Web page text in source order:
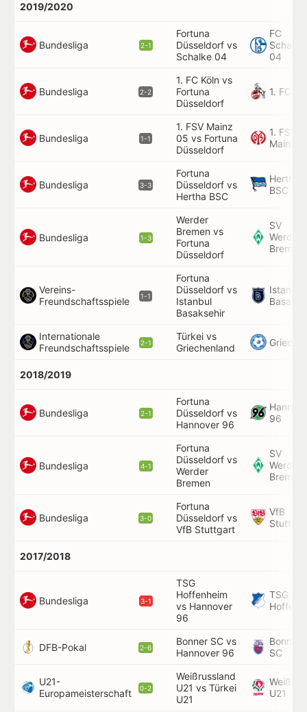
2019/2020
Bundesliga 2-1
Fortuna
Düsseldorf vs
Schalke 04
FC
Schalke
04
Bundesliga 2-2
1. FC Köln vs
Fortuna
Düsseldorf
1. FC
Bundesliga 1-1
1. FSV Mainz
05 vs Fortuna
Düsseldorf
1. FSV
Mainz
Bundesliga 3-3
Fortuna
Düsseldorf vs
Hertha BSC
Hertha
BSC
Bundesliga 1-3
Werder
Bremen vs
Fortuna
Düsseldorf
SV
Werder
Bremen
Vereins-
Freundschaftsspiele
1-1
Fortuna
Düsseldorf vs
Istanbul
Basaksehir
Istanbul
Internationale
Freundschaftsspiele
2-1
Türkei vs
Griechenland
2018/2019
Bundesliga 2-1
Fortuna
Düsseldorf vs
Hannover 96
96
Bundesliga 4-1
Fortuna
Düsseldorf vs
Werder
Bremen
SV
Werder
Bremen
Bundesliga 3-0
Fortuna
Düsseldorf vs
VfB Stuttgart
VfB
2017/2018
Bundesliga 3-1
TSG
Hoffenheim
vs Hannover
96
TSG
DFB-Pokal 2-6
Bonner SC vs
Hannover 96
Bonner
SC
U21-
Europameisterschaft
0-2
Weißrussland
U21 vs Türkei
U21
U21